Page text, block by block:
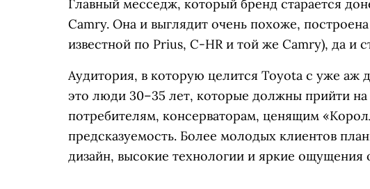
Главный месседж, который бренд старается
Camry. Она и выглядит очень похоже,
известной по Prius, C-HR и той же Camry), да и
Аудитория, в которую целится Toyota с уже аж
это люди 30–35 лет, которые должны прийти
потребителям, консерваторам, ценящим
предсказуемость. Более молодых клиентов
дизайн, высокие технологии и яркие ощущения